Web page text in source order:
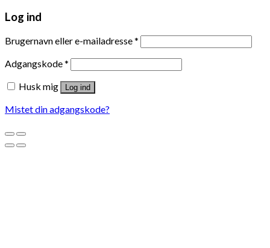
Log ind
Brugernavn eller e-mailadresse*
Adgangskode*
Husk mig
Log ind
Mistet din adgangskode?